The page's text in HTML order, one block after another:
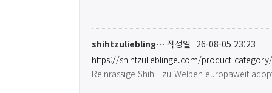
shihtzuliebling… 작성일 26-08-05 23:23
https://shihtzulieblinge.com/product-
Reinrassige Shih-Tzu-Welpen europaweit